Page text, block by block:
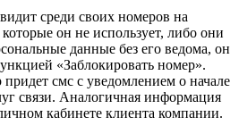
среди своих номеров на
он не использует, либо они
данные без его ведома, он
«Заблокировать номер».
смс с уведомлением о начале
связи. Аналогичная информация
кабинете клиента компании.